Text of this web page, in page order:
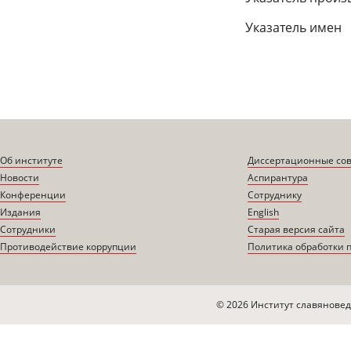
Указатель имен
Об институте
Новости
Конференции
Издания
Сотрудники
Противодействие коррупции
Диссертационные
Аспирантура
Сотруднику
English
Старая версия сайта
Политика обработки
© 2026 Институт